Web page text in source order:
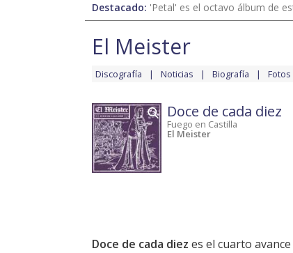
Destacado: 'Petal' es el octavo álbum de
El Meister
Discografía Noticias Biografía Fotos
Doce de cada diez
Fuego en Castilla
El Meister
Doce de cada diez es el cuarto